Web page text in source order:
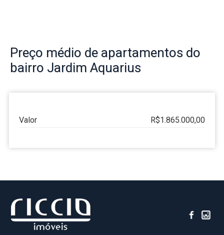
Preço médio de apartamentos do
bairro Jardim Aquarius
Valor R$1.865.000,00